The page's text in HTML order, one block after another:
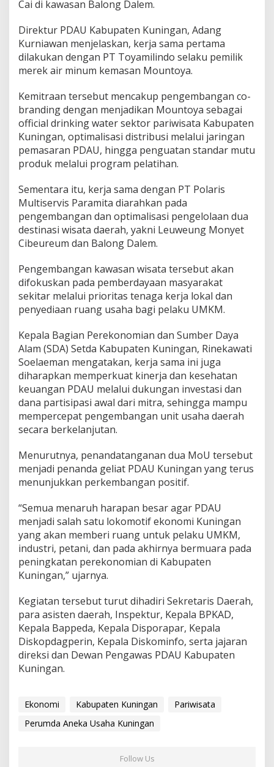
Cai di kawasan Balong Dalem.
Direktur PDAU Kabupaten Kuningan, Adang
Kurniawan menjelaskan, kerja sama pertama
dilakukan dengan PT Toyamilindo selaku pemilik
merek air minum kemasan Mountoya.
Kemitraan tersebut mencakup pengembangan co-
branding dengan menjadikan Mountoya sebagai
official drinking water sektor pariwisata Kabupaten
Kuningan, optimalisasi distribusi melalui jaringan
pemasaran PDAU, hingga penguatan standar mutu
produk melalui program pelatihan.
Sementara itu, kerja sama dengan PT Polaris
Multiservis Paramita diarahkan pada
pengembangan dan optimalisasi pengelolaan dua
destinasi wisata daerah, yakni Leuweung Monyet
Cibeureum dan Balong Dalem.
Pengembangan kawasan wisata tersebut akan
difokuskan pada pemberdayaan masyarakat
sekitar melalui prioritas tenaga kerja lokal dan
penyediaan ruang usaha bagi pelaku UMKM.
Kepala Bagian Perekonomian dan Sumber Daya
Alam (SDA) Setda Kabupaten Kuningan, Rinekawati
Soelaeman mengatakan, kerja sama ini juga
diharapkan memperkuat kinerja dan kesehatan
keuangan PDAU melalui dukungan investasi dan
dana partisipasi awal dari mitra, sehingga mampu
mempercepat pengembangan unit usaha daerah
secara berkelanjutan.
Menurutnya, penandatanganan dua MoU tersebut
menjadi penanda geliat PDAU Kuningan yang terus
menunjukkan perkembangan positif.
“Semua menaruh harapan besar agar PDAU
menjadi salah satu lokomotif ekonomi Kuningan
yang akan memberi ruang untuk pelaku UMKM,
industri, petani, dan pada akhirnya bermuara pada
peningkatan perekonomian di Kabupaten
Kuningan,” ujarnya.
Kegiatan tersebut turut dihadiri Sekretaris Daerah,
para asisten daerah, Inspektur, Kepala BPKAD,
Kepala Bappeda, Kepala Disporapar, Kepala
Diskopdagperin, Kepala Diskominfo, serta jajaran
direksi dan Dewan Pengawas PDAU Kabupaten
Kuningan.
Ekonomi Kabupaten Kuningan
Pariwisata
Perumda Aneka Usaha Kuningan
Follow Us